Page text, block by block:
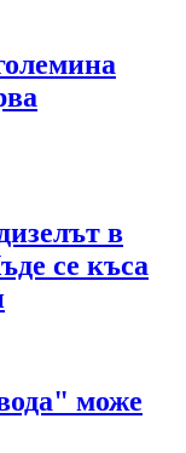
в
се къса
може